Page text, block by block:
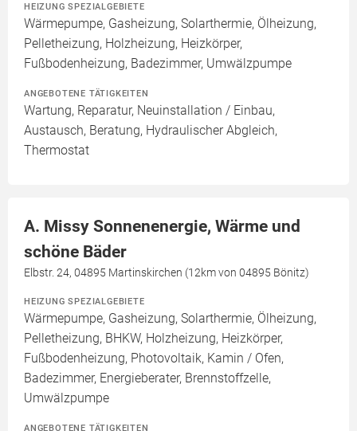
HEIZUNG SPEZIALGEBIETE
Wärmepumpe, Gasheizung, Solarthermie, Ölheizung,
Pelletheizung, Holzheizung, Heizkörper,
Fußbodenheizung, Badezimmer, Umwälzpumpe
ANGEBOTENE TÄTIGKEITEN
Wartung, Reparatur, Neuinstallation / Einbau,
Austausch, Beratung, Hydraulischer Abgleich,
Thermostat
A. Missy Sonnenenergie, Wärme und
schöne Bäder
Elbstr. 24, 04895 Martinskirchen (12km von 04895 Bönitz)
HEIZUNG SPEZIALGEBIETE
Wärmepumpe, Gasheizung, Solarthermie, Ölheizung,
Pelletheizung, BHKW, Holzheizung, Heizkörper,
Fußbodenheizung, Photovoltaik, Kamin / Ofen,
Badezimmer, Energieberater, Brennstoffzelle,
Umwälzpumpe
ANGEBOTENE TÄTIGKEITEN